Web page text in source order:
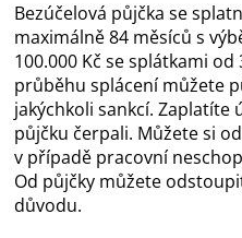
Bezúčelová půjčka se
maximálně 84 měsíců s
100.000 Kč se splátkami
průběhu splácení můžete
jakýchkoli sankcí. Zaplatíte
půjčku čerpali. Můžete si
v případě pracovní
Od půjčky můžete
důvodu.